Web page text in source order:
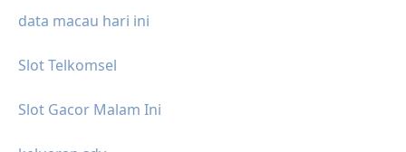
data macau hari ini
Slot Telkomsel
Slot Gacor Malam Ini